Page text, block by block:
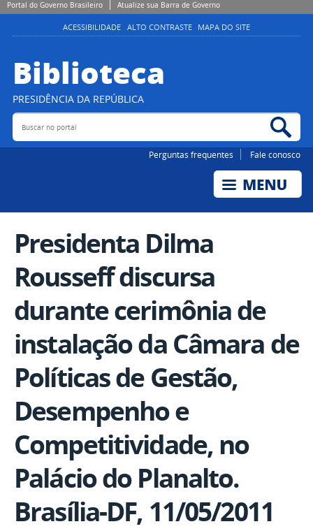
Portal do Governo Brasileiro Atualize sua Barra de Governo
ACESSIBILIDADE ALTO CONTRASTE MAPA DO SITE
Biblioteca
PRESIDÊNCIA DA REPÚBLICA
Buscar no portal
Perguntas frequentes Fale conosco
Presidenta Dilma
Rousseff discursa
durante cerimônia de
instalação da Câmara de
Políticas de Gestão,
Desempenho e
Competitividade, no
Palácio do Planalto.
Brasília-DF, 11/05/2011